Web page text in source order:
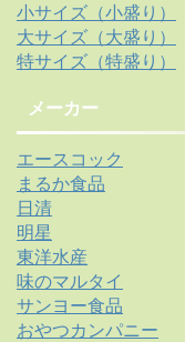
小サイズ（小盛り）
大サイズ（大盛り）
特サイズ（特盛り）
メーカー
エースコック
まるか食品
日清
明星
東洋水産
味のマルタイ
サンヨー食品
おやつカンパニー